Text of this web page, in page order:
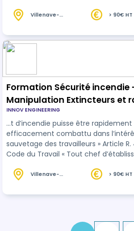
Villenave-
> 90€ HT
Formation Sécurité incendie
Manipulation Extincteurs et
rôles et responsabilité en
3H30
INNOV ENGINEERING
…t d’incendie puisse être rapidement
efficacement combattu dans
sauvetage des travailleurs » Article
Code du Travail « Tout chef
appropriée en matière desécurité…
les ans
Villenave-
> 90€ HT